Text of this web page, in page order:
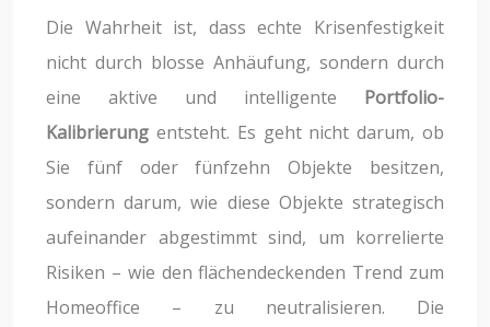
Die Wahrheit ist, dass echte Krisenfestigkeit
nicht durch blosse Anhäufung, sondern durch
eine aktive und intelligente Portfolio-
Kalibrierung entsteht. Es geht nicht darum, ob
Sie fünf oder fünfzehn Objekte besitzen,
sondern darum, wie diese Objekte strategisch
aufeinander abgestimmt sind, um korrelierte
Risiken – wie den flächendeckenden Trend zum
Homeoffice – zu neutralisieren. Die